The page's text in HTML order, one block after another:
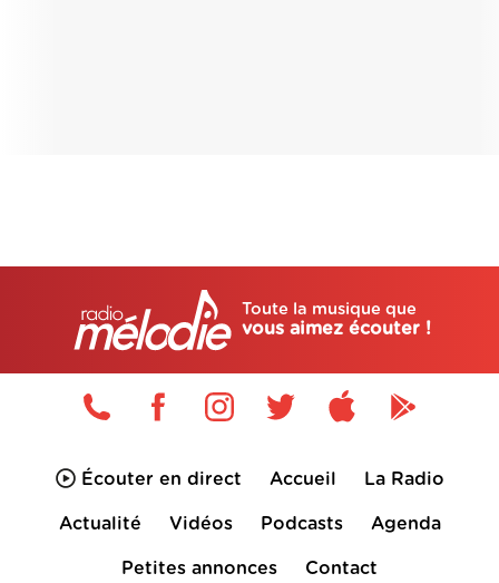
Toute la musique que
vous aimez écouter !
Écouter en direct Accueil La Radio
Actualité Vidéos Podcasts Agenda
Petites annonces Contact